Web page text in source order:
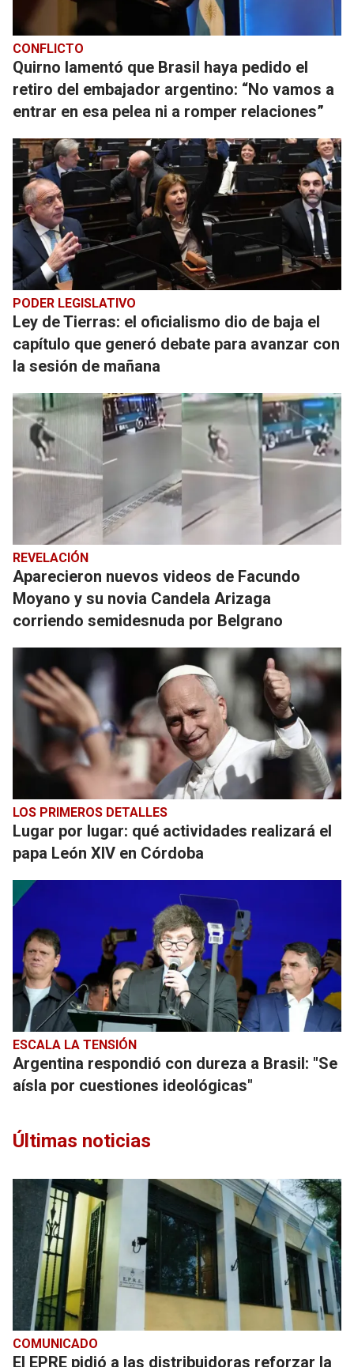
CONFLICTO
Quirno lamentó que Brasil haya pedido el
retiro del embajador argentino: “No vamos a
entrar en esa pelea ni a romper relaciones”
PODER LEGISLATIVO
Ley de Tierras: el oficialismo dio de baja el
capítulo que generó debate para avanzar con
la sesión de mañana
REVELACIÓN
Aparecieron nuevos videos de Facundo
Moyano y su novia Candela Arizaga
corriendo semidesnuda por Belgrano
LOS PRIMEROS DETALLES
Lugar por lugar: qué actividades realizará el
papa León XIV en Córdoba
ESCALA LA TENSIÓN
Argentina respondió con dureza a Brasil: "Se
aísla por cuestiones ideológicas"
Últimas noticias
COMUNICADO
El EPRE pidió a las distribuidoras reforzar la